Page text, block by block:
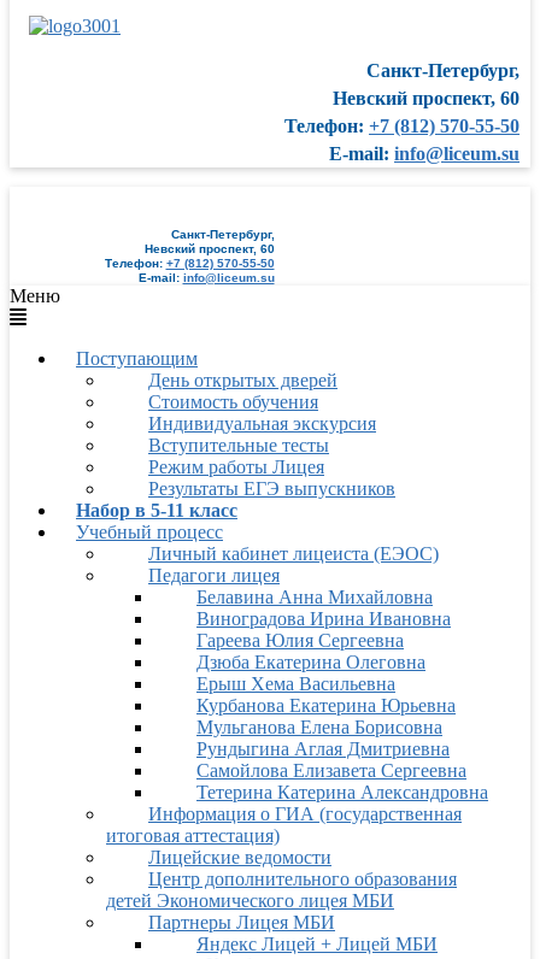
Санкт-Петербург,
Невский проспект, 60
Телефон: +7 (812) 570-55-50
E-mail: info@liceum.su
Санкт-Петербург,
Невский проспект, 60
Телефон: +7 (812) 570-55-50
E-mail: info@liceum.su
Меню
Поступающим
День открытых дверей
Стоимость обучения
Индивидуальная экскурсия
Вступительные тесты
Режим работы Лицея
Результаты ЕГЭ выпускников
Набор в 5-11 класс
Учебный процесс
Личный кабинет лицеиста (ЕЭОС)
Педагоги лицея
Белавина Анна Михайловна
Виноградова Ирина Ивановна
Гареева Юлия Сергеевна
Дзюба Екатерина Олеговна
Ерыш Хема Васильевна
Курбанова Екатерина Юрьевна
Мульганова Елена Борисовна
Рундыгина Аглая Дмитриевна
Самойлова Елизавета Сергеевна
Тетерина Катерина Александровна
Информация о ГИА (государственная
итоговая аттестация)
Лицейские ведомости
Центр дополнительного образования
детей Экономического лицея МБИ
Партнеры Лицея МБИ
Яндекс Лицей + Лицей МБИ